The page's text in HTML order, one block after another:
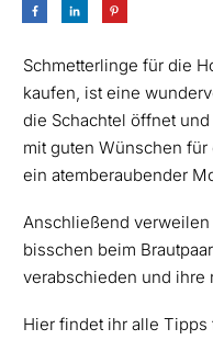
Schmetterlinge für die
kaufen, ist eine
die Schachtel öffnet
mit guten Wünschen
ein atemberaubender
Anschließend
bisschen beim
verabschieden und ihre
Hier findet ihr alle